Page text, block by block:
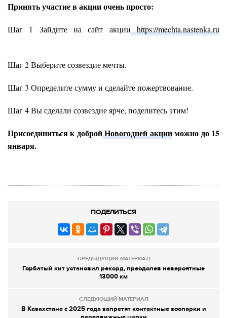
Принять участие в акции очень просто:
Шаг 1 Зайдите на сайт акции https://mechta.nastenka.ru
Шаг 2 Выберите созвездие мечты.
Шаг 3 Определите сумму и сделайте пожертвование.
Шаг 4 Вы сделали созвездие ярче, поделитесь этим!
Присоединиться к добройНовогодней акцииможно до 15
января.
ПОДЕЛИТЬСЯ
ПРЕДЫДУЩИЙ МАТЕРИАЛ
Горбатый кит установил рекорд, преодолев невероятные
13000 км
СЛЕДУЮЩИЙ МАТЕРИАЛ
В Казахстане с 2025 года запретят контактные зоопарки и